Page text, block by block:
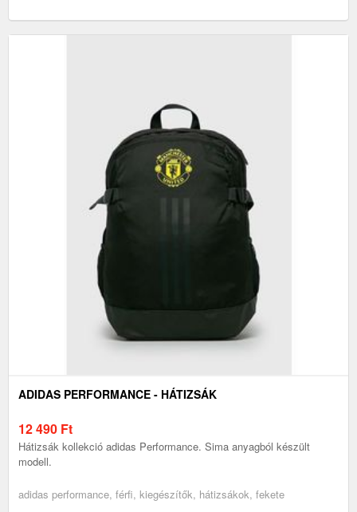
ADIDAS PERFORMANCE - HÁTIZSÁK
12 490 Ft
Hátizsák kollekció adidas Performance. Sima anyagból készült
modell.
adidas performance, férfi, kiegészítők, hátizsákok, fekete